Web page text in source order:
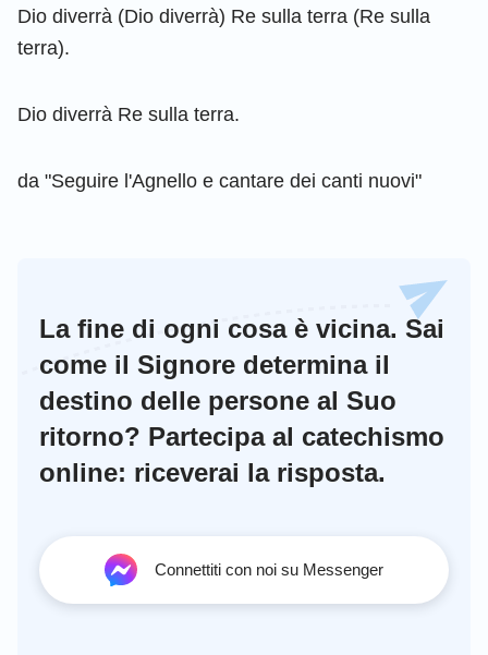
Dio diverrà (Dio diverrà) Re sulla terra (Re sulla
terra).
Dio diverrà Re sulla terra.
da "Seguire l'Agnello e cantare dei canti nuovi"
La fine di ogni cosa è vicina. Sai
come il Signore determina il
destino delle persone al Suo
ritorno? Partecipa al catechismo
online: riceverai la risposta.
Connettiti con noi su Messenger